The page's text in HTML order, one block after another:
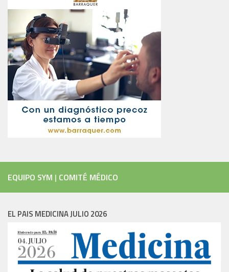
EQUIPO SYM | COMITÉ MÉDICO
EL PAIS MEDICINA JULIO 2026